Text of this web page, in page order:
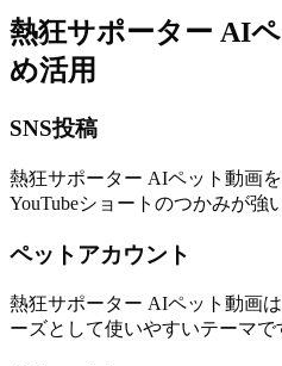
熱狂サポーター AI
め活用
SNS投稿
熱狂サポーター AIペット動画を
YouTubeショートのつかみが強
ペットアカウント
熱狂サポーター AIペット動画
ーズとして使いやすいテーマで